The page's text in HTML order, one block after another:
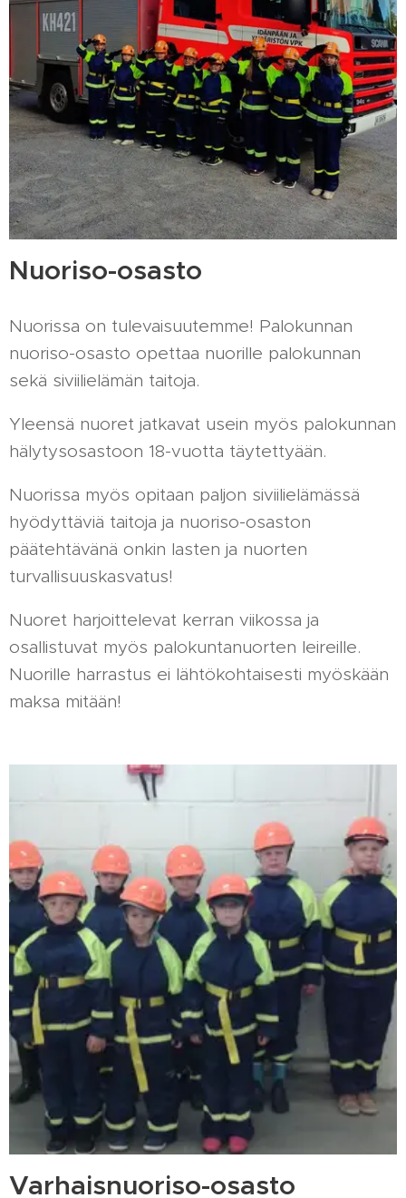
Nuoriso-osasto
Nuorissa on tulevaisuutemme! Palokunnan
nuoriso-osasto opettaa nuorille palokunnan
sekä siviilielämän taitoja.
Yleensä nuoret jatkavat usein myös palokunnan
hälytysosastoon 18-vuotta täytettyään.
Nuorissa myös opitaan paljon siviilielämässä
hyödyttäviä taitoja ja nuoriso-osaston
päätehtävänä onkin lasten ja nuorten
turvallisuuskasvatus!
Nuoret harjoittelevat kerran viikossa ja
osallistuvat myös palokuntanuorten leireille.
Nuorille harrastus ei lähtökohtaisesti myöskään
maksa mitään!
Varhaisnuoriso-osasto